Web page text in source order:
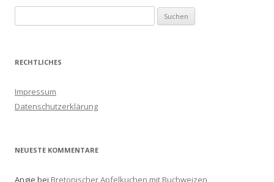
u
h
n
a
:
RECHTLICHES
Impressum
Datenschutzerklärung
NEUESTE KOMMENTARE
Angie bei Bretonischer Apfelkuchen mit Buchweizen